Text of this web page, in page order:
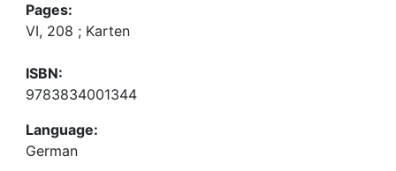
Pages:
VI, 208 ; Karten
ISBN:
9783834001344
Language:
German